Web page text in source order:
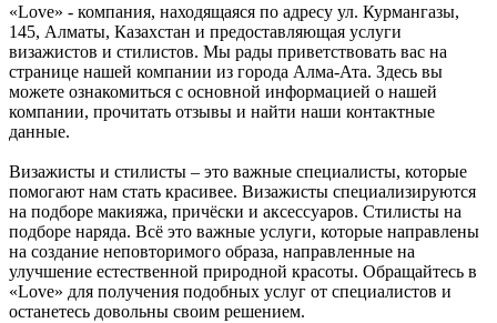
«Love» - компания, находящаяся по адресу ул. Курмангазы,
145, Алматы, Казахстан и предоставляющая услуги
визажистов и стилистов. Мы рады приветствовать вас на
странице нашей компании из города Алма-Ата. Здесь вы
можете ознакомиться с основной информацией о нашей
компании, прочитать отзывы и найти наши контактные
данные.
Визажисты и стилисты – это важные специалисты, которые
помогают нам стать красивее. Визажисты специализируются
на подборе макияжа, причёски и аксессуаров. Стилисты на
подборе наряда. Всё это важные услуги, которые направлены
на создание неповторимого образа, направленные на
улучшение естественной природной красоты. Обращайтесь в
«Love» для получения подобных услуг от специалистов и
останетесь довольны своим решением.